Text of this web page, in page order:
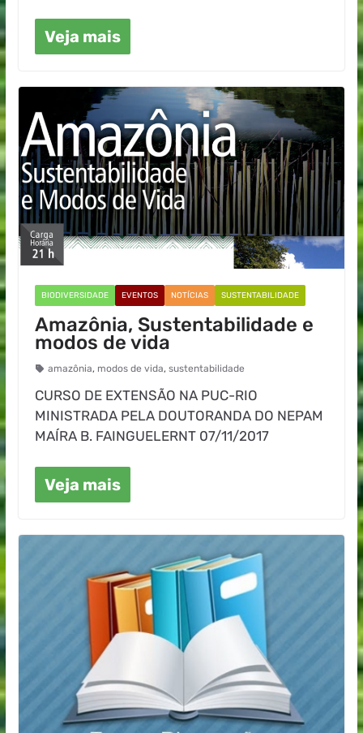
Veja mais
BIODIVERSIDADE EVENTOS NOTÍCIAS SUSTENTABILIDADE
Amazônia, Sustentabilidade e
modos de vida
amazônia, modos de vida, sustentabilidade
CURSO DE EXTENSÃO NA PUC-RIO
MINISTRADA PELA DOUTORANDA DO NEPAM
MAÍRA B. FAINGUELERNT 07/11/2017
Veja mais